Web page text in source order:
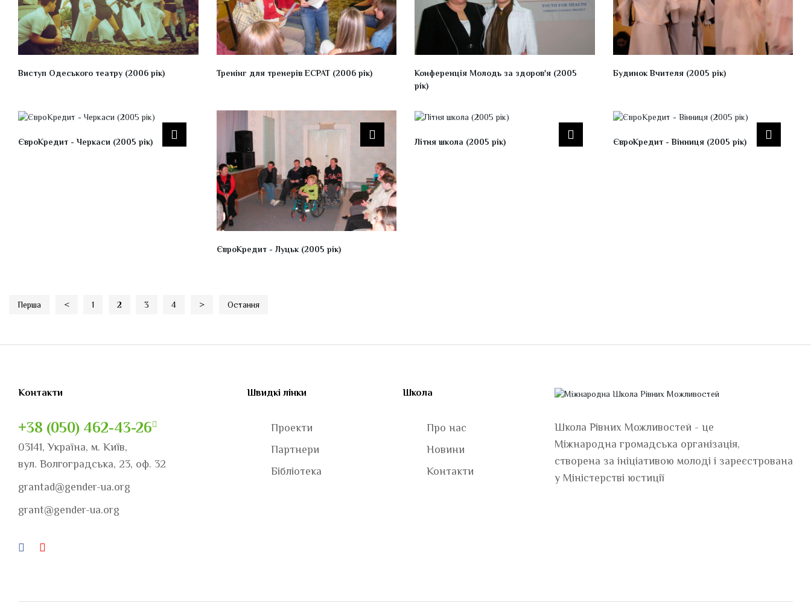
Виступ Одеського театру (2006 рік) Тренінг для тренерів ECPAT (2006 рік)
Конференція Молодь за здоров'я (2005
рік)
Будинок Вчителя (2005 рік)
ЄвроКредит - Черкаси (2005 рік)
ЄвроКредит - Луцьк (2005 рік)
Літня школа (2005 рік) ЄвроКредит - Вінниця (2005 рік)
Перша < 1 2 3 4 > Остання
Контакти
+38 (050) 462-43-26
03141, Україна, м. Київ,
вул. Волгоградська, 23, оф. 32
grantad@gender-ua.org
grant@gender-ua.org
Швидкі лінки
Проекти
Партнери
Бібліотека
Школа
Про нас
Новини
Контакти
Школа Рівних Можливостей - це
Міжнародна громадська організація,
створена за ініціативою молоді і зареєстрована
у Міністерстві юстиції